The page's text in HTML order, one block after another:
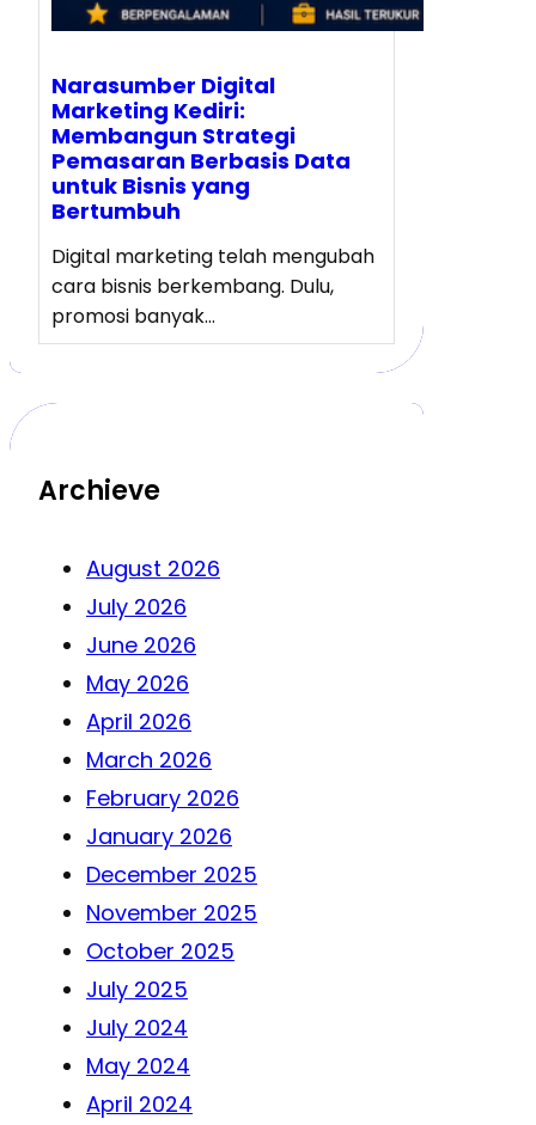
Narasumber Digital
Marketing Kediri:
Membangun Strategi
Pemasaran Berbasis Data
untuk Bisnis yang
Bertumbuh
Digital marketing telah mengubah
cara bisnis berkembang. Dulu,
promosi banyak…
Archieve
August 2026
July 2026
June 2026
May 2026
April 2026
March 2026
February 2026
January 2026
December 2025
November 2025
October 2025
July 2025
July 2024
May 2024
April 2024